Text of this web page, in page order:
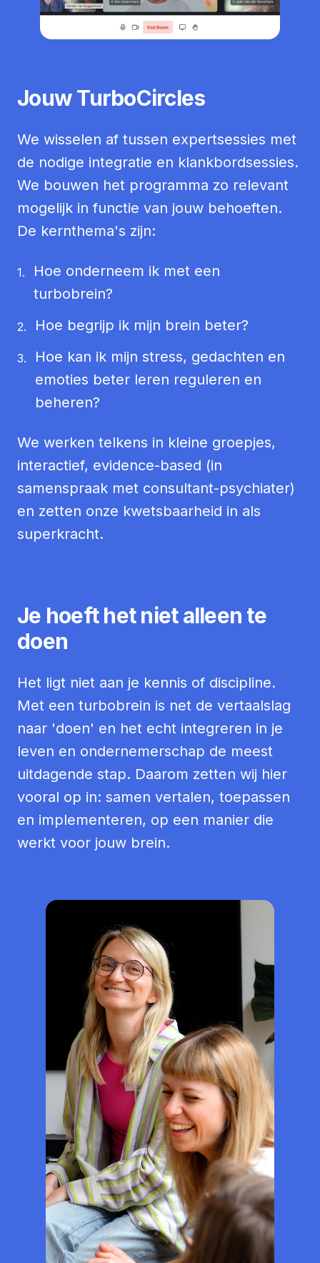
Jouw TurboCircles
We wisselen af tussen expertsessies met
de nodige integratie en klankbordsessies.
We bouwen het programma zo relevant
mogelijk in functie van jouw behoeften.
De kernthema's zijn:
1.
Hoe onderneem ik met een
turbobrein?
2. Hoe begrijp ik mijn brein beter?
3.
Hoe kan ik mijn stress, gedachten en
emoties beter leren reguleren en
beheren?
We werken telkens in kleine groepjes,
interactief, evidence-based (in
samenspraak met consultant-psychiater)
en zetten onze kwetsbaarheid in als
superkracht.
Je hoeft het niet alleen te
doen
Het ligt niet aan je kennis of discipline.
Met een turbobrein is net de vertaalslag
naar 'doen' en het echt integreren in je
leven en ondernemerschap de meest
uitdagende stap. Daarom zetten wij hier
vooral op in: samen vertalen, toepassen
en implementeren, op een manier die
werkt voor jouw brein.